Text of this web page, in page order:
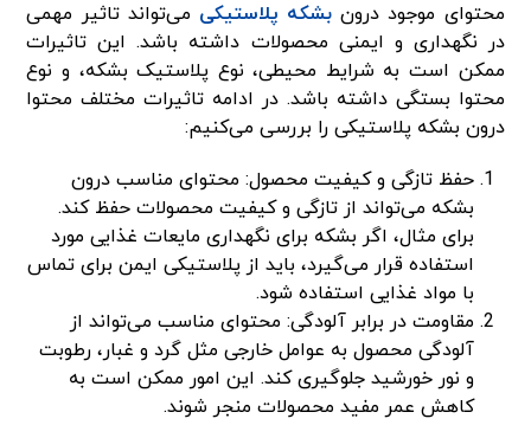
محتوای موجود درون بشکه پلاستیکی می‌تواند تاثیر مهمی
در نگهداری و ایمنی محصولات داشته باشد. این تاثیرات
ممکن است به شرایط محیطی، نوع پلاستیک بشکه، و نوع
محتوا بستگی داشته باشد. در ادامه تاثیرات مختلف محتوا
درون بشکه پلاستیکی را بررسی می‌کنیم:
حفظ تازگی و کیفیت محصول: محتوای مناسب درون
بشکه می‌تواند از تازگی و کیفیت محصولات حفظ کند.
برای مثال، اگر بشکه برای نگهداری مایعات غذایی مورد
استفاده قرار می‌گیرد، باید از پلاستیکی ایمن برای تماس
با مواد غذایی استفاده شود.
مقاومت در برابر آلودگی: محتوای مناسب می‌تواند از
آلودگی محصول به عوامل خارجی مثل گرد و غبار، رطوبت
و نور خورشید جلوگیری کند. این امور ممکن است به
کاهش عمر مفید محصولات منجر شوند.